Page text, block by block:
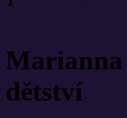
Marianna
dětství